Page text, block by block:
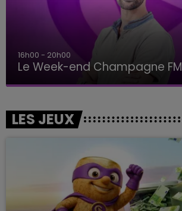
16h00 - 20h00
Le Week-end Champagne FM
LES JEUX